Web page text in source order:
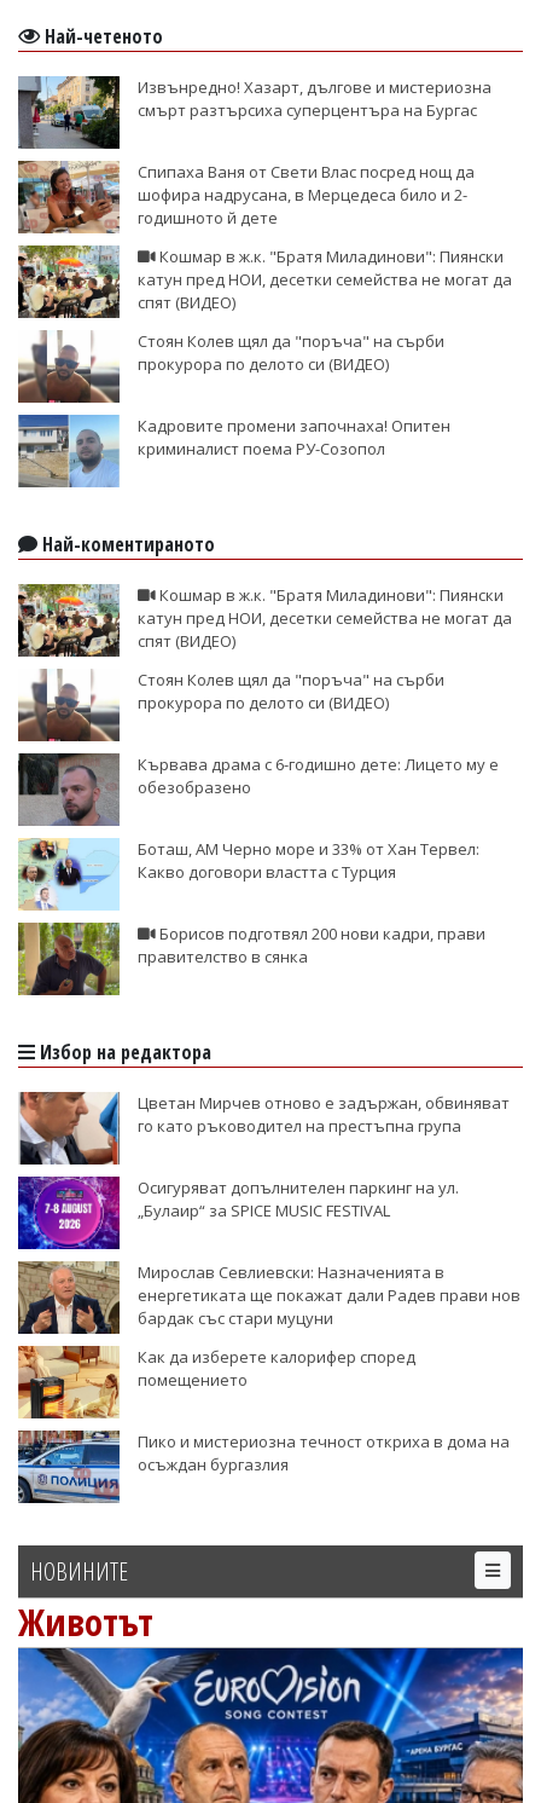
Най-четеното
Извънредно! Хазарт, дългове и мистериозна
смърт разтърсиха суперцентъра на Бургас
Спипаха Ваня от Свети Влас посред нощ да
шофира надрусана, в Мерцедеса било и 2-
годишното й дете
Кошмар в ж.к. "Братя Миладинови": Пиянски
катун пред НОИ, десетки семейства не могат да
спят (ВИДЕО)
Стоян Колев щял да "поръча" на сърби
прокурора по делото си (ВИДЕО)
Кадровите промени започнаха! Опитен
криминалист поема РУ-Созопол
Най-коментираното
Кошмар в ж.к. "Братя Миладинови": Пиянски
катун пред НОИ, десетки семейства не могат да
спят (ВИДЕО)
Стоян Колев щял да "поръча" на сърби
прокурора по делото си (ВИДЕО)
Кървава драма с 6-годишно дете: Лицето му е
обезобразено
Боташ, АМ Черно море и 33% от Хан Тервел:
Какво договори властта с Турция
Борисов подготвял 200 нови кадри, прави
правителство в сянка
Избор на редактора
Цветан Мирчев отново е задържан, обвиняват
го като ръководител на престъпна група
Осигуряват допълнителен паркинг на ул.
„Булаир“ за SPICE MUSIC FESTIVAL
Мирослав Севлиевски: Назначенията в
енергетиката ще покажат дали Радев прави нов
бардак със стари муцуни
Как да изберете калорифер според
помещението
Пико и мистериозна течност откриха в дома на
осъждан бургазлия
НОВИНИТЕ
Животът